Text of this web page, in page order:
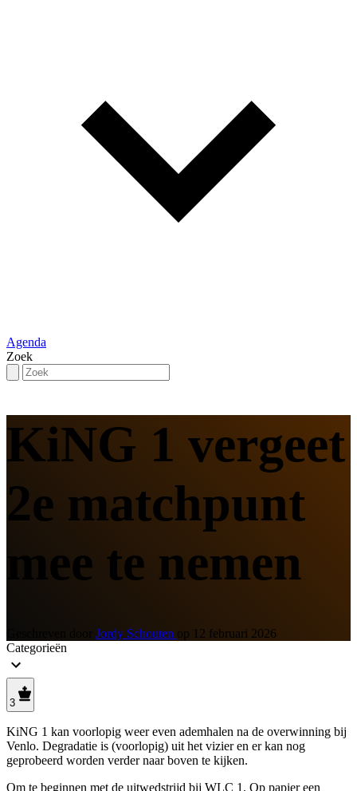
Agenda
Zoek
KiNG 1 vergeet
2e matchpunt
mee te nemen
Jordy Schouten op 12 februari 2026
Categorieën
3
KiNG 1 kan voorlopig weer even ademhalen na de overwinning bij
Venlo. Degradatie is (voorlopig) uit het vizier en er kan nog
geprobeerd worden verder naar boven te kijken.
Om te beginnen met de uitwedstrijd bij WLC 1. Op papier een